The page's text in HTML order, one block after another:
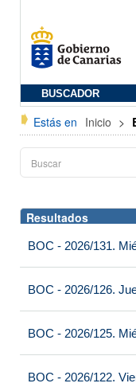
BUSCADOR
Estás en Inicio >
Resultados
BOC - 2026/131.
BOC - 2026/126.
BOC - 2026/125.
BOC - 2026/122.